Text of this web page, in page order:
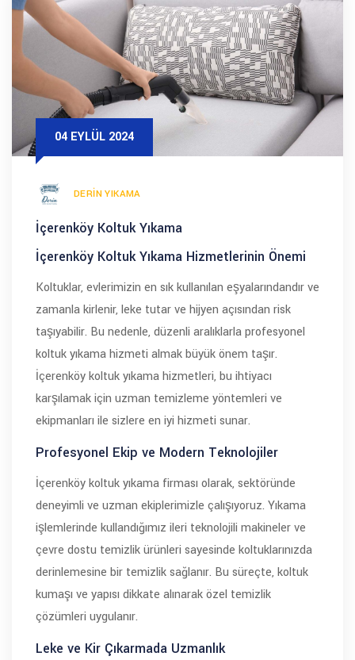
04 EYLÜL 2024
DERIN YIKAMA
İçerenköy Koltuk Yıkama
İçerenköy Koltuk Yıkama Hizmetlerinin Önemi
Koltuklar, evlerimizin en sık kullanılan eşyalarındandır ve
zamanla kirlenir, leke tutar ve hijyen açısından risk
taşıyabilir. Bu nedenle, düzenli aralıklarla profesyonel
koltuk yıkama hizmeti almak büyük önem taşır.
İçerenköy koltuk yıkama hizmetleri, bu ihtiyacı
karşılamak için uzman temizleme yöntemleri ve
ekipmanları ile sizlere en iyi hizmeti sunar.
Profesyonel Ekip ve Modern Teknolojiler
İçerenköy koltuk yıkama firması olarak, sektöründe
deneyimli ve uzman ekiplerimizle çalışıyoruz. Yıkama
işlemlerinde kullandığımız ileri teknolojili makineler ve
çevre dostu temizlik ürünleri sayesinde koltuklarınızda
derinlemesine bir temizlik sağlanır. Bu süreçte, koltuk
kumaşı ve yapısı dikkate alınarak özel temizlik
çözümleri uygulanır.
Leke ve Kir Çıkarmada Uzmanlık